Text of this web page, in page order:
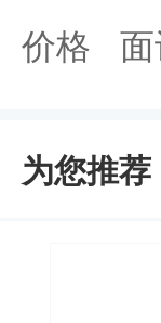
价格 面
为您推荐